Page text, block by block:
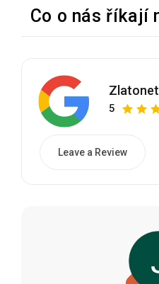
Co o nás říkají
5
Leave a Review